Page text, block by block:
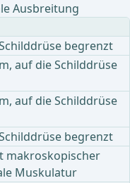
Ausbreitung
begrenzt
auf die Schilddrüse
auf die Schilddrüse
begrenzt
makroskopischer
Muskulatur